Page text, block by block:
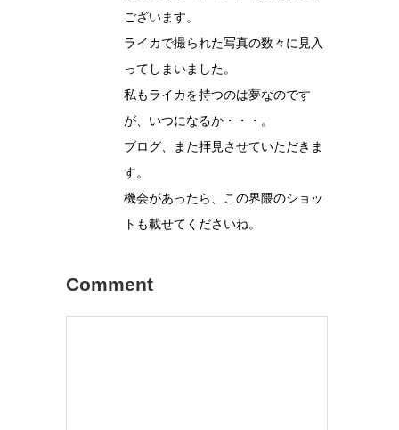
ございます。
ライカで撮られた写真の数々に見入
ってしまいました。
私もライカを持つのは夢なのです
が、いつになるか・・・。
ブログ、また拝見させていただきま
す。
機会があったら、この界隈のショッ
トも載せてくださいね。
Comment